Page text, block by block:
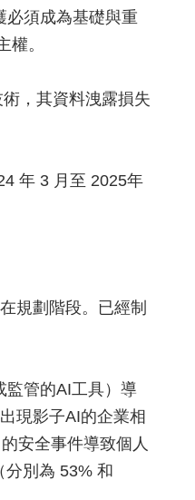
必須成為基礎與重
。
，其資料洩露損失
年 3 月至 2025年
規劃階段。已經制
監管的AI工具）導
現影子AI的企業相
安全事件導致個人
別為 53% 和